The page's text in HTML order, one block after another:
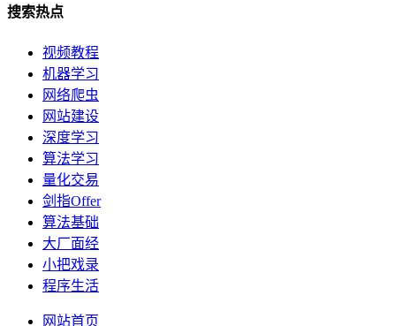
搜索热点
视频教程
机器学习
网络爬虫
网站建设
深度学习
算法学习
量化交易
剑指Offer
算法基础
大厂面经
小把戏录
程序生活
网站首页